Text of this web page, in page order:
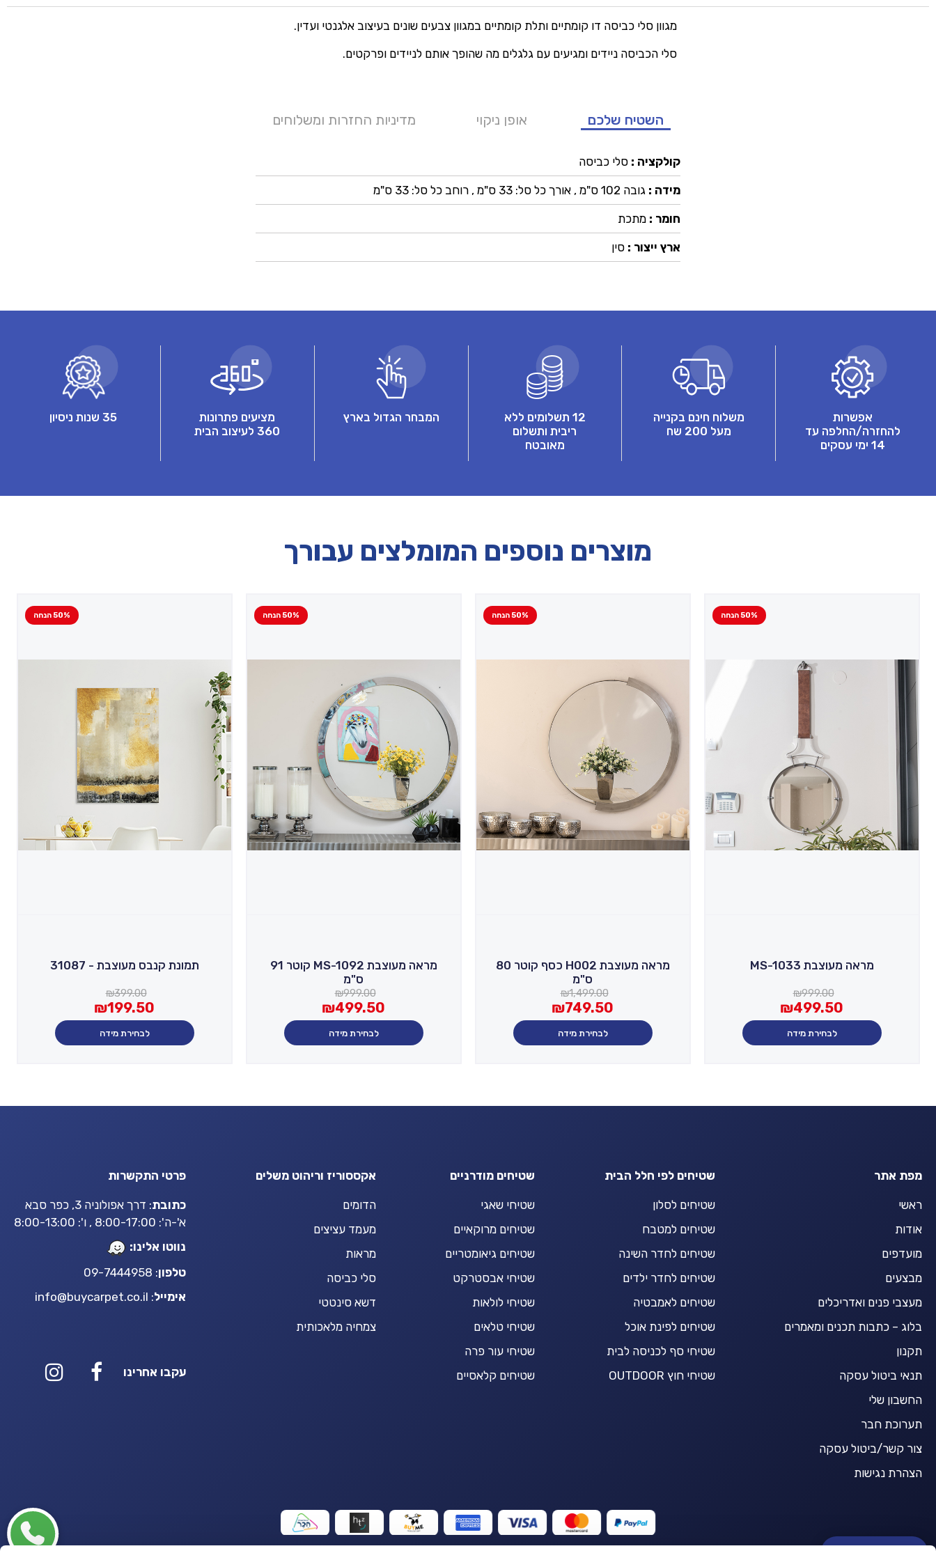
מגוון סלי כביסה דו קומתיים ותלת קומתיים במגוון צבעים שונים בעיצוב אלגנטי ועדין.
סלי הכביסה ניידים ומגיעים עם גלגלים מה שהופך אותם לניידים ופרקטים.
השטיח שלכם אופן ניקוי מדיניות החזרות ומשלוחים
קולקציה : סלי כביסה
מידה : גובה 102 ס"מ , אורך כל סל: 33 ס"מ , רוחב כל סל: 33 ס"מ
חומר : מתכת
ארץ ייצור : סין
אפשרות
להחזרה/החלפה עד
14 ימי עסקים
משלוח חינם בקנייה
מעל 200 שח
12 תשלומים ללא
ריבית ותשלום
מאובטח
המבחר הגדול בארץ
מציעים פתרונות
360 לעיצוב הבית
35 שנות ניסיון
מוצרים נוספים המומלצים עבורך
50% הנחה
מראה מעוצבת MS-1033
₪999.00
היה:
₪999.00.
₪499.50
הוא:
₪499.50.
לבחירת מידה
50% הנחה
מראה מעוצבת H002 כסף קוטר 80
ס"מ
₪1,499.00
היה:
₪1,499.00.
₪749.50
הוא:
₪749.50.
לבחירת מידה
50% הנחה
מראה מעוצבת MS-1092 קוטר 91
ס"מ
₪999.00
היה:
₪999.00.
₪499.50
הוא:
₪499.50.
לבחירת מידה
50% הנחה
תמונת קנבס מעוצבת - 31087
₪399.00
היה:
₪399.00.
₪199.50
הוא:
₪199.50.
לבחירת מידה
מפת אתר
ראשי
אודות
מועדפים
מבצעים
מעצבי פנים ואדריכלים
בלוג – כתבות תכנים ומאמרים
תקנון
תנאי ביטול עסקה
החשבון שלי
תערוכת חבר
צור קשר/ביטול עסקה
הצהרת נגישות
שטיחים לפי חלל הבית
שטיחים לסלון
שטיחים למטבח
שטיחים לחדר השינה
שטיחים לחדר ילדים
שטיחים לאמבטיה
שטיחים לפינת אוכל
שטיחי סף לכניסה לבית
שטיחי חוץ OUTDOOR
שטיחים מודרניים
שטיחי שאגי
שטיחים מרוקאיים
שטיחים גיאומטריים
שטיחי אבסטרקט
שטיחי לולאות
שטיחי טלאים
שטיחי עור פרה
שטיחים קלאסיים
אקססוריז וריהוט משלים
הדומים
מעמד עציצים
מראות
סלי כביסה
דשא סינטטי
צמחיה מלאכותית
פרטי התקשרות
כתובת: דרך אפולוניה 3, כפר סבא
א'-ה': 8:00-17:00 , ו': 8:00-13:00
נווטו אלינו:
טלפון: 09-7444958
אימייל:
info@buycarpet.co.il
עקבו אחרינו